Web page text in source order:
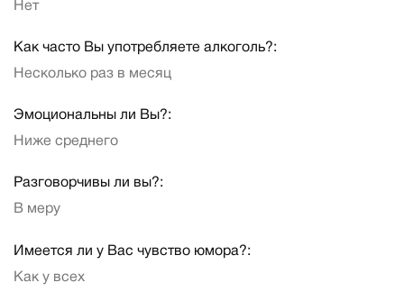
Нет
Как часто Вы употребляете алкоголь?:
Несколько раз в месяц
Эмоциональны ли Вы?:
Ниже среднего
Разговорчивы ли вы?:
В меру
Имеется ли у Вас чувство юмора?:
Как у всех